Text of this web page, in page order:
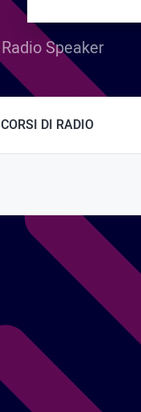
Radio Speaker
CORSI DI RADIO